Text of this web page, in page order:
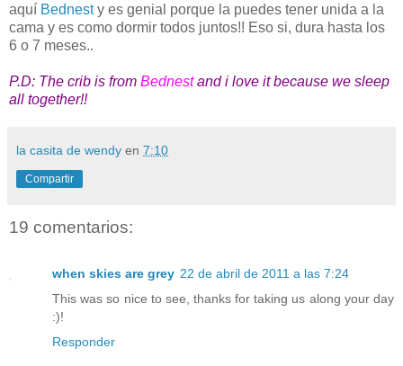
aquí Bednesty es genial porque la puedes tener unida a la
cama y es como dormir todos juntos!! Eso si, dura hasta los
6 o 7 meses..
P.D: The crib is from Bednestand i love it because we sleep
all together!!
la casita de wendy en 7:10
Compartir
19 comentarios:
when skies are grey 22 de abril de 2011 a las 7:24
This was so nice to see, thanks for taking us along your day
:)!
Responder